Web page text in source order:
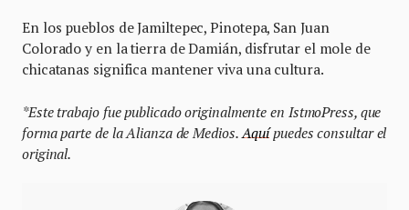
En los pueblos de Jamiltepec, Pinotepa, San Juan
Colorado y en la tierra de Damián, disfrutar el mole de
chicatanas significa mantener viva una cultura.
*Este trabajo fue publicado originalmente en IstmoPress, que
forma parte de la Alianza de Medios.Aquípuedes consultar el
original.